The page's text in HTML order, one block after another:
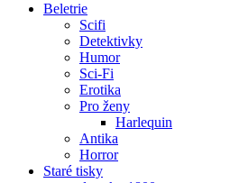
Beletrie
Scifi
Detektivky
Humor
Sci-Fi
Erotika
Pro ženy
Harlequin
Antika
Horror
Staré tisky